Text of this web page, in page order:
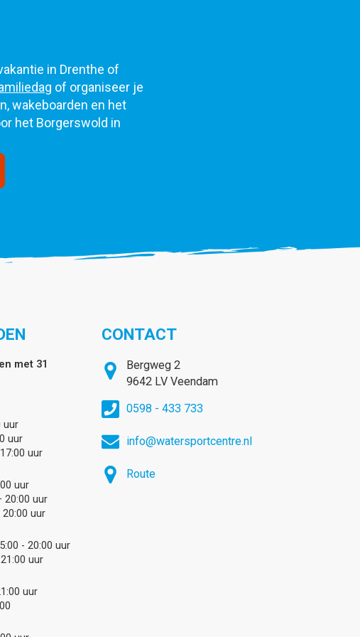
in Drenthe of
of organiseer je
wakeboarden en het
het Borgerswold in
met 31
uur
uur
uur
uur
20:00 uur
uur
- 20:00 uur
uur
uur
CONTACT
Bergweg 2
9642 LV Veendam
0598 - 433 733
info@watersportcentre.nl
Route